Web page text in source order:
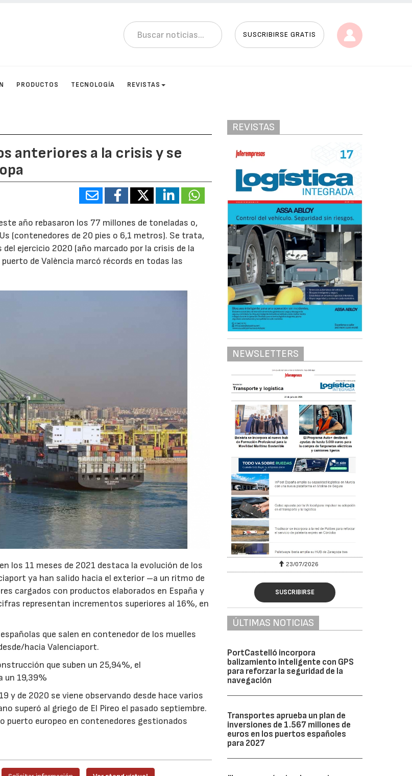
SUSCRIBIRSE GRATIS
PRODUCTOS TECNOLOGÍA REVISTAS
anteriores a la crisis y se
año rebasaron los 77 millones de toneladas o,
(contenedores de 20 pies o 6,1 metros). Se trata,
ejercicio 2020 (año marcado por la crisis de la
de València marcó récords en todas las
los 11 meses de 2021 destaca la evolución de los
ya han salido hacia el exterior –a un ritmo de
cargados con productos elaborados en España y
representan incrementos superiores al 16%, en
que salen en contenedor de los muelles
hacia Valenciaport.
que suben un 25,94%, el
un 19,39%
y de 2020 se viene observando desde hace varios
superó al griego de El Pireo el pasado septiembre.
puerto europeo en contenedores gestionados
REVISTAS
NEWSLETTERS
23/07/2026 30/07/2026 23/07/2026
SUSCRIBIRSE
ÚLTIMAS NOTICIAS
PortCastelló incorpora
balizamiento inteligente con GPS
para reforzar la seguridad de la
navegación
Transportes aprueba un plan de
inversiones de 1.567 millones de
euros en los puertos españoles
para 2027